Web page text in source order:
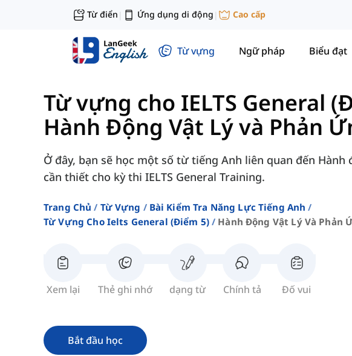
Từ điển | Ứng dụng di động | Cao cấp
Từ vựng Ngữ pháp Biểu đạt
Từ vựng cho IELTS General
Hành Động Vật Lý và Phản
Ở đây, bạn sẽ học một số từ tiếng Anh liên quan đến Hành
cần thiết cho kỳ thi IELTS General Training.
Trang Chủ Từ Vựng
Bài Kiểm Tra Năng Lực Tiếng Anh
Từ Vựng Cho Ielts General (điểm 5)
Hành Động Vật Lý Và Phản
Xem lại Thẻ ghi nhớ dạng từ Chính tả Đố vui
Bắt đầu học